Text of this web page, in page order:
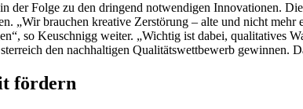
der Folge zu den dringend notwendigen Innovationen.
„Wir brauchen kreative Zerstörung – alte und nicht
so Keuschnigg weiter. „Wichtig ist dabei, qualitatives
den nachhaltigen Qualitätswettbewerb gewinnen.
fördern